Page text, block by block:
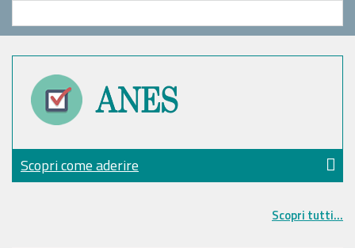
Scopri come aderire
Scopri tutti...